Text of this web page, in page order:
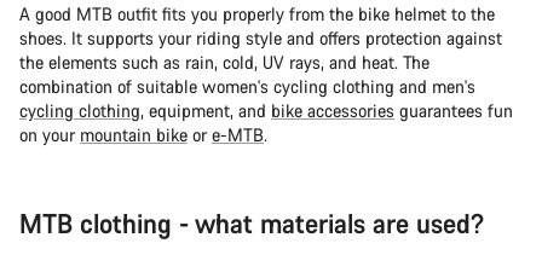
A good MTB outfit fits you properly from the bike helmet to the
shoes. It supports your riding style and offers protection against
the elements such as rain, cold, UV rays, and heat. The
combination of suitable women's cycling clothing and men's
cycling clothing, equipment, and bike accessories guarantees fun
on your mountain bike ore-MTB.
MTB clothing - what materials are used?